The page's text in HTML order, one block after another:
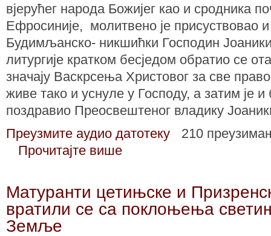
вјерућег народа Божијег као и сродника
Ефросиније, молитвено је присуствовао
Будимљанско- никшићки Господин
литургије кратком бесједом обратио се
значају Васкрсења Христовог за све
живе тако и уснуле у Господу, а затим је
поздравио Преосвештеног владику
Преузмите аудио датотеку
210
Прочитајте више
Матуранти цетињске и
вратили се са поклоњења
Земље